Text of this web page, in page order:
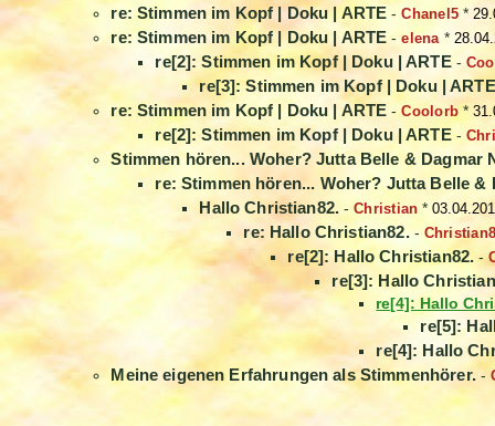
re: Stimmen im Kopf | Doku | ARTE -Chanel5 *
re: Stimmen im Kopf | Doku | ARTE -elena*
re[2]: Stimmen im Kopf | Doku | ARTE-
re[3]: Stimmen im Kopf | Doku | ARTE
re: Stimmen im Kopf | Doku | ARTE -Coolorb *
re[2]: Stimmen im Kopf | Doku | ARTE-
Stimmen hören... Woher? Jutta Belle & Dagmar
re: Stimmen hören... Woher? Jutta Belle &
Hallo Christian82. -Christian *
re: Hallo Christian82.-
re[2]: Hallo Christian82. -
re[3]: Hallo
re[4]: Hallo
re[5]:
re[4]: Hallo
Meine eigenen Erfahrungen als Stimmenhörer.-